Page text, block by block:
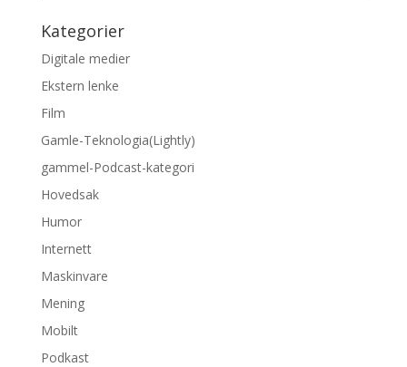
Kategorier
Digitale medier
Ekstern lenke
Film
Gamle-Teknologia(Lightly)
gammel-Podcast-kategori
Hovedsak
Humor
Internett
Maskinvare
Mening
Mobilt
Podkast